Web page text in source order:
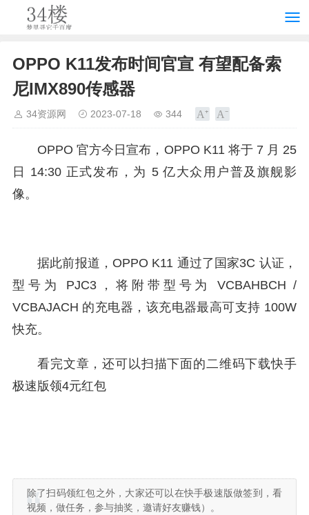
OPPO K11发布时间官宣 有望配备索
尼IMX890传感器
34资源网 2023-07-18 344
OPPO 官方今日宣布，OPPO K11 将于 7 月 25
日 14:30 正式发布，为 5 亿大众用户普及旗舰影
像。
据此前报道，OPPO K11 通过了国家3C 认证，
型号为 PJC3，将附带型号为 VCBAHBCH /
VCBAJACH 的充电器，该充电器最高可支持 100W
快充。
看完文章，还可以扫描下面的二维码下载快手
极速版领4元红包
除了扫码领红包之外，大家还可以在快手极速版做签到，看
视频，做任务，参与抽奖，邀请好友赚钱）。